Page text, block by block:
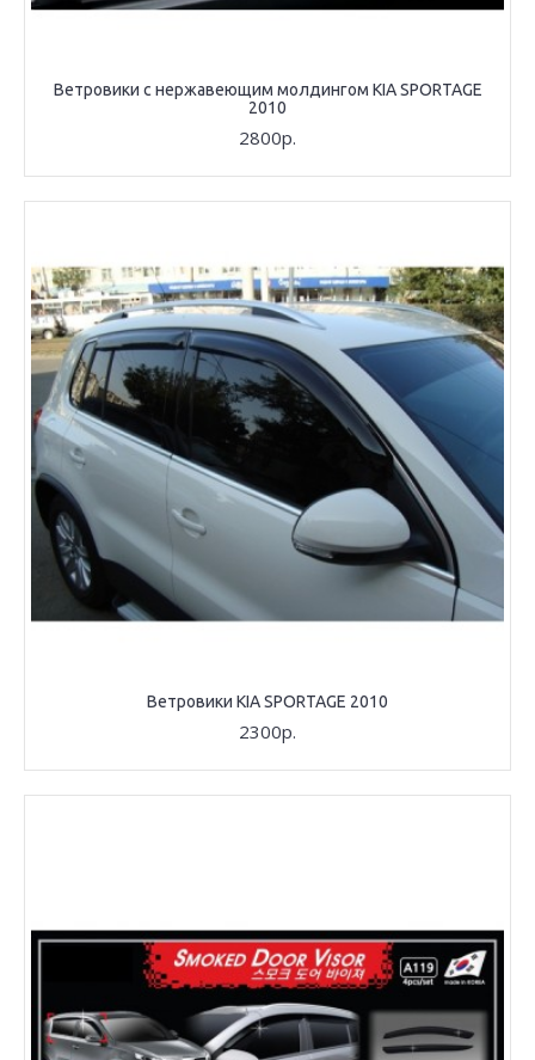
Ветровики с нержавеющим молдингом KIA SPORTAGE
2010
2800р.
Ветровики KIA SPORTAGE 2010
2300р.